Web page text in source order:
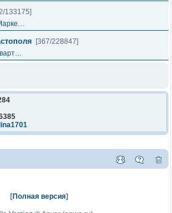
133175]
[367/228847]
[Полная версия]